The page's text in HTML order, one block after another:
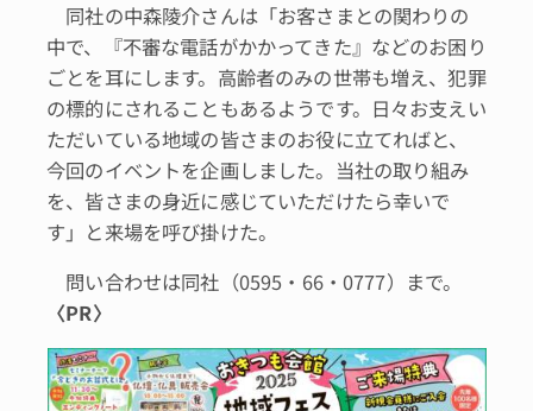
同社の中森陵介さんは「お客さまとの関わりの
中で、『不審な電話がかかってきた』などのお困り
ごとを耳にします。高齢者のみの世帯も増え、犯罪
の標的にされることもあるようです。日々お支えい
ただいている地域の皆さまのお役に立てればと、
今回のイベントを企画しました。当社の取り組み
を、皆さまの身近に感じていただけたら幸いで
す」と来場を呼び掛けた。
問い合わせは同社（0595・66・0777）まで。
〈PR〉